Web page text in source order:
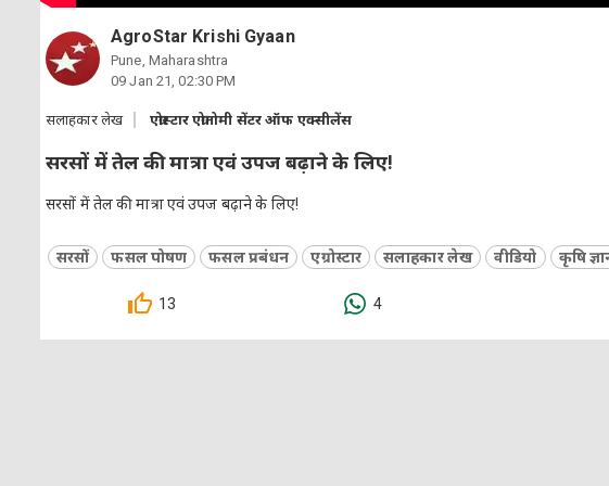
AgroStar Krishi Gyaan
Pune, Maharashtra
09 Jan 21, 02:30 PM
सलाहकार लेख एग्रोस्टार एग्रोनोमी सेंटर ऑफ एक्सीलेंस
सरसों में तेल की मात्रा एवं उपज बढ़ाने के लिए!
सरसों में तेल की मात्रा एवं उपज बढ़ाने के लिए!
सरसों फसल पोषण फसल प्रबंधन एग्रोस्टार सलाहकार लेख वीडियो कृषि
13 4